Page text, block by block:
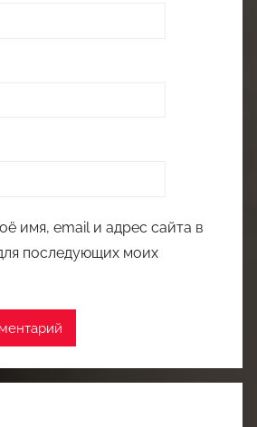
имя, email и адрес сайта в
последующих моих